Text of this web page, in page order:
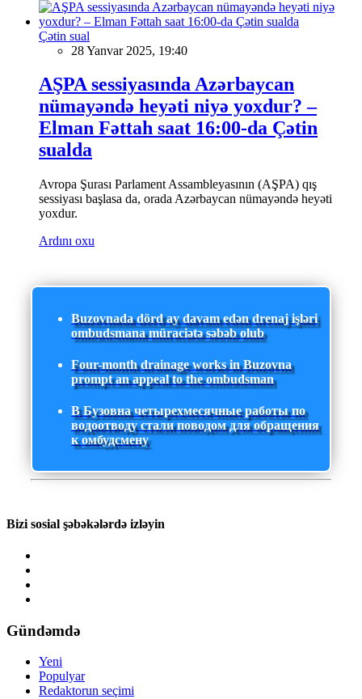
Çətin sual
28 Yanvar 2025, 19:40
AŞPA sessiyasında Azərbaycan
nümayəndə heyəti niyə yoxdur? –
Elman Fəttah saat 16:00-da Çətin
sualda
Avropa Şurası Parlament Assambleyasının (AŞPA) qış
sessiyası başlasa da, orada Azərbaycan nümayəndə heyəti
yoxdur.
Ardını oxu
Buzovnada dörd ay davam edən drenaj işləri
ombudsmana müraciətə səbəb olub
Four-month drainage works in Buzovna
prompt an appeal to the ombudsman
В Бузовна четырехмесячные работы по
водоотводу стали поводом для обращения
к омбудсмену
Bizi sosial şəbəkələrdə izləyin
Gündəmdə
Yeni
Populyar
Redaktorun seçimi